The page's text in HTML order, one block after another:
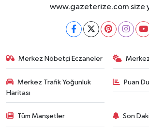
www.gazeterize.com size
Merkez Nöbetçi Eczaneler
Merkez Trafik Yoğunluk
Haritası
Puan
Tüm Manşetler Son